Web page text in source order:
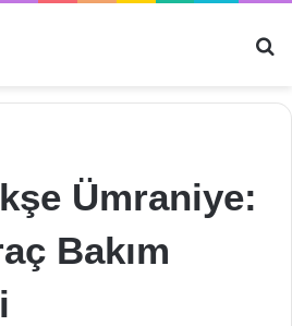
Ümraniye:
Bakım